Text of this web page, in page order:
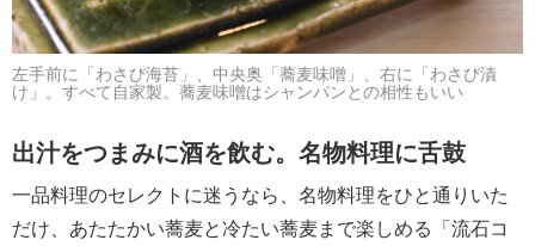
左手前に「わさび海苔」、中央奥「蕎麦味噌」、右に「わさび漬
け」。すべて自家製。蕎麦味噌はシャンパンとの相性もいい
出汁をつまみに酒を飲む。名物料理に舌鼓
一品料理のセレクトに迷うなら、名物料理をひと通りいた
だけ、あたたかい蕎麦と冷たい蕎麦まで楽しめる「流石コ